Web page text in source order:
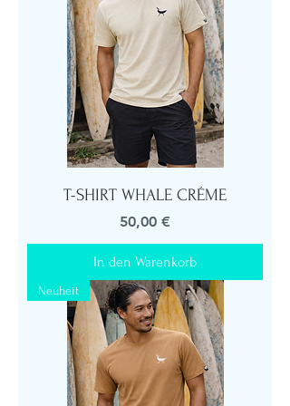
T-SHIRT WHALE CRÉME
Preis
50,00 €
In den Warenkorb
Neuheit